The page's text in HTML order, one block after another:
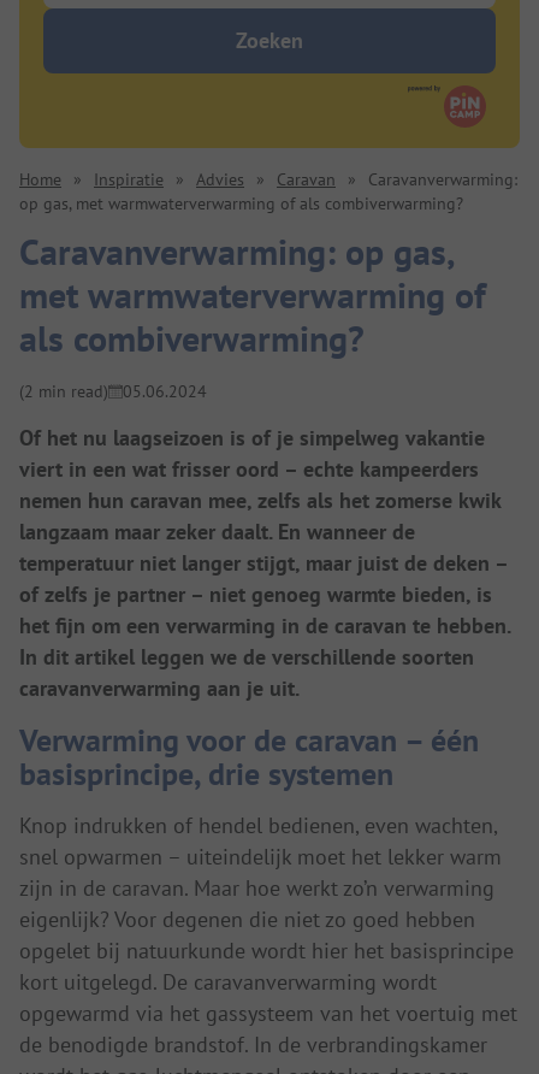
Zoeken
Home » Inspiratie » Advies » Caravan »
Caravanverwarming:
op gas, met warmwaterverwarming of als combiverwarming?
Caravanverwarming: op gas,
met warmwaterverwarming of
als combiverwarming?
(2 min read) 05.06.2024
Of het nu laagseizoen is of je simpelweg vakantie
viert in een wat frisser oord – echte kampeerders
nemen hun caravan mee, zelfs als het zomerse kwik
langzaam maar zeker daalt. En wanneer de
temperatuur niet langer stijgt, maar juist de deken –
of zelfs je partner – niet genoeg warmte bieden, is
het fijn om een verwarming in de caravan te hebben.
In dit artikel leggen we de verschillende soorten
caravanverwarming aan je uit.
Verwarming voor de caravan – één
basisprincipe, drie systemen
Knop indrukken of hendel bedienen, even wachten,
snel opwarmen – uiteindelijk moet het lekker warm
zijn in de caravan. Maar hoe werkt zo’n verwarming
eigenlijk? Voor degenen die niet zo goed hebben
opgelet bij natuurkunde wordt hier het basisprincipe
kort uitgelegd. De caravanverwarming wordt
opgewarmd via het gassysteem van het voertuig met
de benodigde brandstof. In de verbrandingskamer